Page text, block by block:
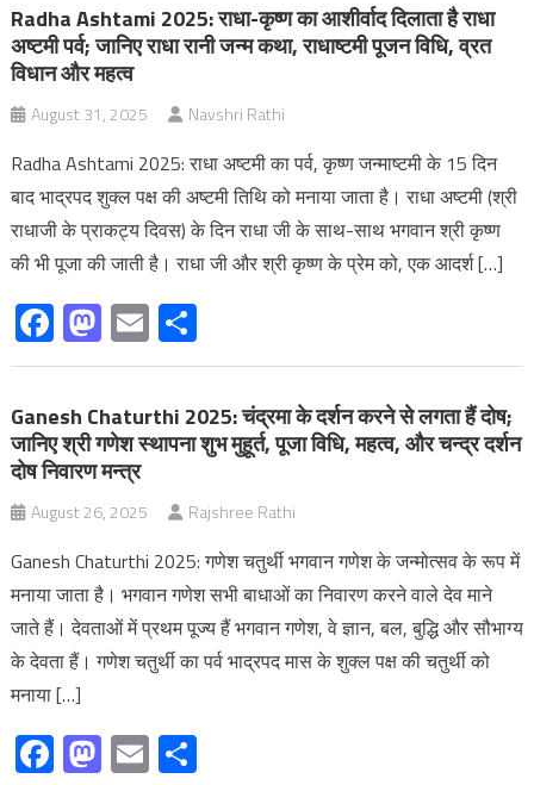
Radha Ashtami 2025: राधा-कृष्ण का आशीर्वाद दिलाता है राधा
अष्टमी पर्व; जानिए राधा रानी जन्म कथा, राधाष्टमी पूजन विधि, व्रत
विधान और महत्व
August 31, 2025 Navshri Rathi
Radha Ashtami 2025: राधा अष्‍टमी का पर्व, कृष्ण जन्माष्टमी के 15 दिन
बाद भाद्रपद शुक्ल पक्ष की अष्टमी तिथि को मनाया जाता है। राधा अष्टमी (श्री
राधाजी के प्राकट्य दिवस) के दिन राधा जी के साथ-साथ भगवान श्री कृष्ण
की भी पूजा की जाती है। राधा जी और श्री कृष्ण के प्रेम को, एक आदर्श […]
Facebook
Mastodon
EmailShare
Ganesh Chaturthi 2025: चंद्रमा के दर्शन करने से लगता हैं दोष;
जानिए श्री गणेश स्‍थापना शुभ मुहूर्त, पूजा विधि, महत्‍व, और चन्द्र दर्शन
दोष निवारण मन्त्र
August 26, 2025 Rajshree Rathi
Ganesh Chaturthi 2025: गणेश चतुर्थी भगवान गणेश के जन्मोत्सव के रूप में
मनाया जाता है। भगवान गणेश सभी बाधाओं का निवारण करने वाले देव माने
जाते हैं। देवताओं में प्रथम पूज्य हैं भगवान गणेश, वे ज्ञान, बल, बुद्धि और सौभाग्य
के देवता हैं। गणेश चतुर्थी का पर्व भाद्रपद मास के शुक्ल पक्ष की चतुर्थी को
मनाया […]
Facebook
Mastodon
EmailShare